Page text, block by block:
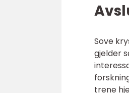
Sove
gjelder
trene